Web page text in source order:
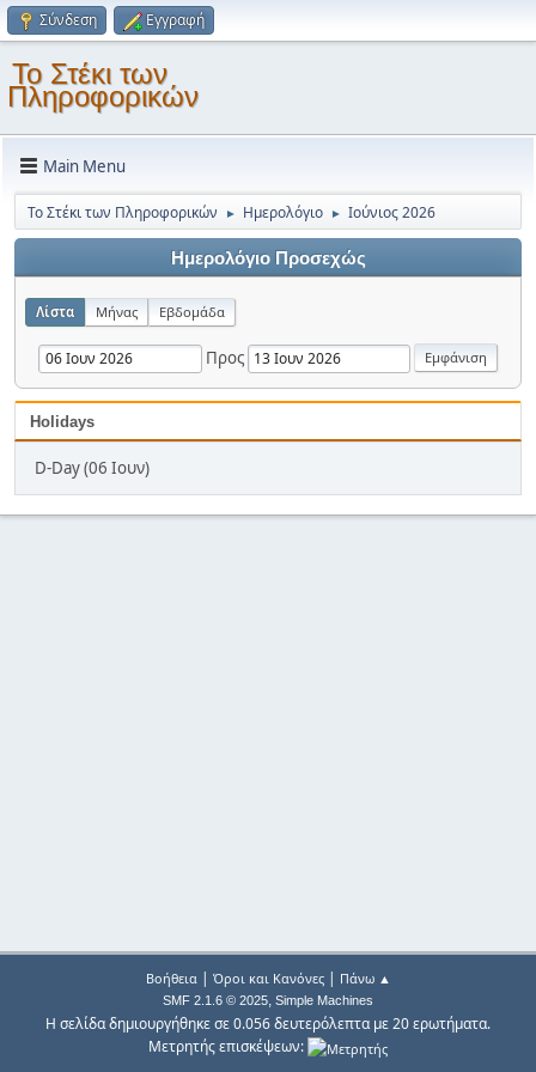
Σύνδεση Εγγραφή
Το Στέκι των
Πληροφορικών
Main Menu
Το Στέκι των Πληροφορικών ► Ημερολόγιο ► Ιούνιος 2026
Ημερολόγιο Προσεχώς
Λίστα Μήνας Εβδομάδα
Προς
Holidays
D-Day (06 Ιουν)
Βοήθεια| Όροι και Κανόνες| Πάνω ▲
SMF 2.1.6 © 2025, Simple Machines
Η σελίδα δημιουργήθηκε σε 0.056 δευτερόλεπτα με 20 ερωτήματα.
Μετρητής επισκέψεων: